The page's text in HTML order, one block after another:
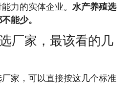
力的实体企业。 水产养殖选
能少。
厂家，最该看的几
家，可以直接按这几个标准